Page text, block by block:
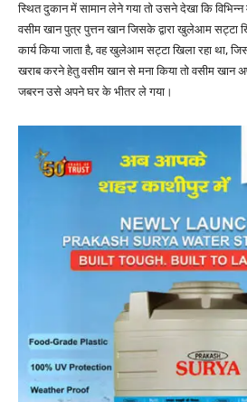
स्थित दुकान में सामान लेने गया तो उसने देखा कि
वसीम खान पुत्र पुत्तन खान जिसके द्वारा खुलेआम सट्टा
कार्य किया जाता है, वह खुलेआम सट्टा खिला रहा था,
खराब करने हेतु वसीम खान से मना किया तो वसीम खान
जबरन उसे अपने घर के भीतर ले गया।